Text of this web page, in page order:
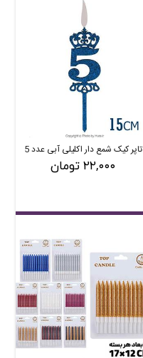
تاپر کیک شمع دار اکلیلی آبی عدد 5
۲۲,۰۰۰ تومان